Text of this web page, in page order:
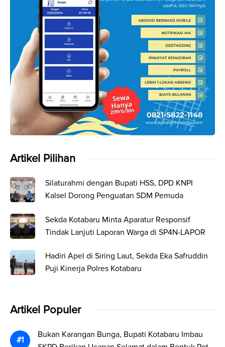
Artikel Pilihan
Silaturahmi dengan Bupati HSS, DPD KNPI
Kalsel Dorong Penguatan SDM Pemuda
Sekda Kotabaru Minta Aparatur Responsif
Tindak Lanjuti Laporan Warga di SP4N-LAPOR
Hadiri Apel di Siring Laut, Sekda Eka Safruddin
Puji Kinerja Polres Kotabaru
Artikel Populer
Bukan Karangan Bunga, Bupati Kotabaru Imbau